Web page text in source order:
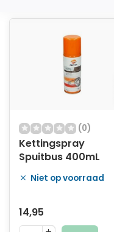
(0)
Kettingspray
Spuitbus 400mL
Niet op voorraad
14,95